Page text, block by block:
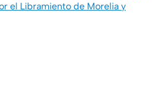
el Libramiento de Morelia y